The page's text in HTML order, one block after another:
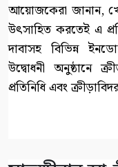
আয়োজকেরা জানান,
উৎসাহিত করতেই এ
দাবাসহ বিভিন্ন
উদ্বোধনী অনুষ্ঠানে
প্রতিনিধি এবং